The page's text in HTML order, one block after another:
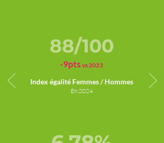
88/100
-9pts vs 2023
Index égalité Femmes / Hommes
En 2024